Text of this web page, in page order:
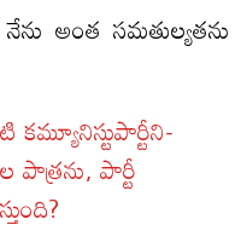
అంత సమతుల్యతను
పాత్రను, పార్టీ